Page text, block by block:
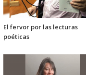
El fervor por las lecturas
poéticas